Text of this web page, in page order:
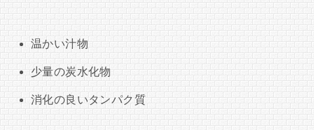
温かい汁物
少量の炭水化物
消化の良いタンパク質